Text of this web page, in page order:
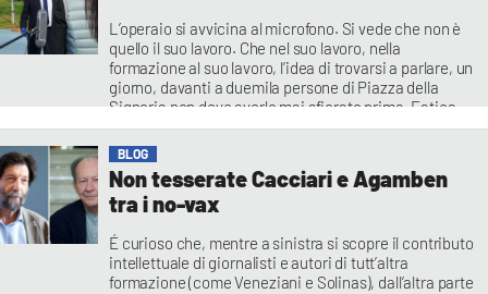
L’operaio si avvicina al microfono. Si vede che non è
quello il suo lavoro. Che nel suo lavoro, nella
formazione al suo lavoro, l’idea di trovarsi a parlare, un
giorno, davanti a duemila persone di Piazza della
Signoria non deve averlo mai sfiorato prima. Fatica
persino a regolare l’asta alla sua altezza, mentre una
bambina,
BLOG
Non tesserate Cacciari e Agamben
tra i no-vax
É curioso che, mentre a sinistra si scopre il contributo
intellettuale di giornalisti e autori di tutt’altra
formazione (come Veneziani e Solinas), dall’altra parte